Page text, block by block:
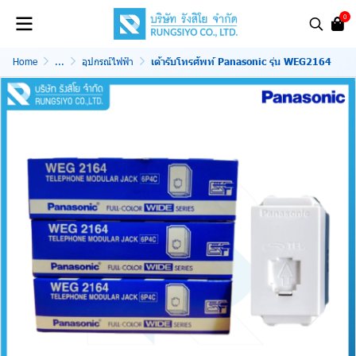
0
Home ... อุปกรณ์ไฟฟ้า เต้ารับโทรศัพท์ Panasonic รุ่น WEG2164